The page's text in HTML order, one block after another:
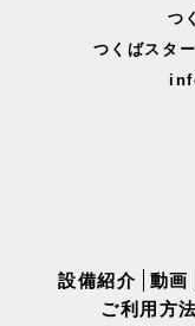
つ
つくばスタ
設備紹介 動画
ご利用方